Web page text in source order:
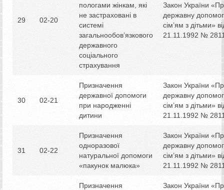
29 02-20
пологами жінкам, які
не застраховані в
системі
загальнообов’язкового
державного
соціального
страхування
Закон України
державну
сім’ям з дітьми»
21.11.1992 №
30 02-21
Призначення
державної допомоги
при народженні
дитини
Закон України
державну
сім’ям з дітьми»
21.11.1992 №
31 02-22
Призначення
одноразової
натуральної допомоги
«пакунок малюка»
Закон України
державну
сім’ям з дітьми»
21.11.1992 №
Призначення
Закон України